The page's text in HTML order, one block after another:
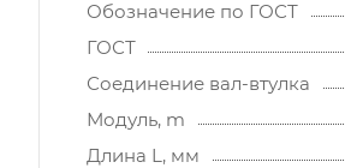
Обозначение по ГОСТ
ГОСТ
Соединение вал-втулка
Модуль, m
Длина L, мм